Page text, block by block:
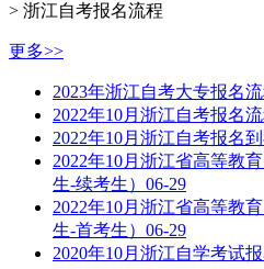
> 浙江自考报名流程
更多>>
2023年浙江自考大专报名
2022年10月浙江自考报名
2022年10月浙江自考报名
2022年10月浙江省高等教
生-续考生） 06-29
2022年10月浙江省高等教
生-首考生） 06-29
2020年10月浙江自学考试